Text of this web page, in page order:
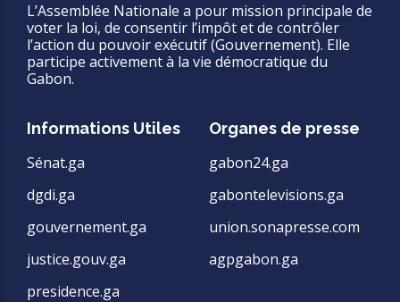
L’Assemblée Nationale a pour mission principale de
voter la loi, de consentir l’impôt et de contrôler
l’action du pouvoir exécutif (Gouvernement). Elle
participe activement à la vie démocratique du
Gabon.
Informations Utiles
Sénat.ga
dgdi.ga
gouvernement.ga
justice.gouv.ga
presidence.ga
Organes de presse
gabon24.ga
gabontelevisions.ga
union.sonapresse.com
agpgabon.ga